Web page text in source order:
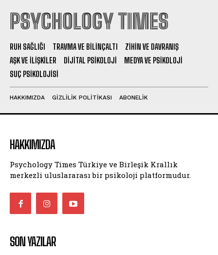
PSYCHOLOGY TIMES
RUH SAĞLIĞI TRAVMA VE BILINÇALTI
ZIHIN VE DAVRANIŞ
AŞK VE İLIŞKILER
DIJITAL PSIKOLOJI
MEDYA VE PSIKOLOJI
SUÇ PSIKOLOJISI
HAKKIMIZDA GIZLILIK POLITIKASI ABONELIK
HAKKIMIZDA
Psychology Times Türkiye ve Birleşik Krallık
merkezli uluslararası bir psikoloji platformudur.
SON YAZILAR